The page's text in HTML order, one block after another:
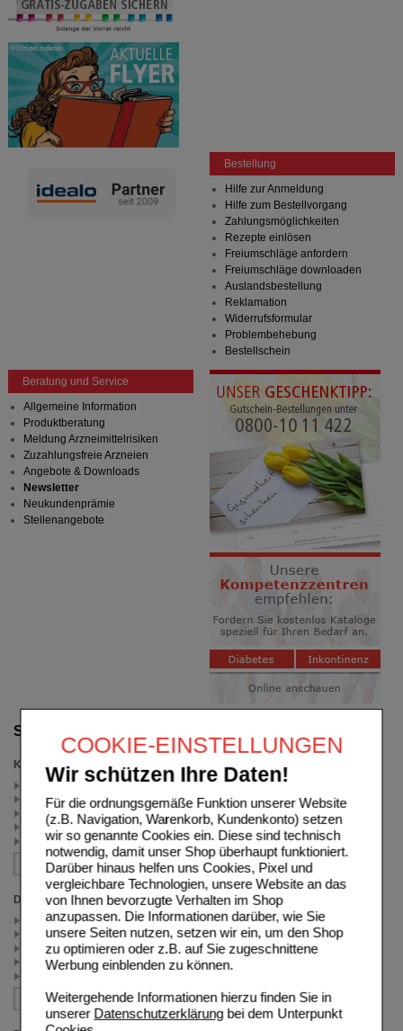
COOKIE-EINSTELLUNGEN
Wir schützen Ihre Daten!
Für die ordnungsgemäße Funktion unserer Website
(z.B. Navigation, Warenkorb, Kundenkonto) setzen
wir so genannte Cookies ein. Diese sind technisch
notwendig, damit unser Shop überhaupt funktioniert.
Darüber hinaus helfen uns Cookies, Pixel und
vergleichbare Technologien, unsere Website an das
von Ihnen bevorzugte Verhalten im Shop
anzupassen. Die Informationen darüber, wie Sie
unsere Seiten nutzen, setzen wir ein, um den Shop
zu optimieren oder z.B. auf Sie zugeschnittene
Werbung einblenden zu können.
Weitergehende Informationen hierzu finden Sie in
unserer Datenschutzerklärungbei dem Unterpunkt
Suche verfeinern
Kategorien
Wunden & Verbrennungen (8)
Entzündungen (6)
Hautirritationen (6)
Schlafstörungen (5)
Juckreiz & Ekzeme (4)
Darreichungsform
Creme (2)
Filmtabletten (2)
Flüssigkeit zum Einnehmen (4)
Hartkapseln (10)
Bestellung
Hilfe zur Anmeldung
Hilfe zum Bestellvorgang
Zahlungsmöglichkeiten
Rezepte einlösen
Freiumschläge anfordern
Freiumschläge downloaden
Auslandsbestellung
Reklamation
Widerrufsformular
Problembehebung
Bestellschein
Beratung und Service
Allgemeine Information
Produktberatung
Meldung Arzneimittelrisiken
Zuzahlungsfreie Arzneien
Angebote & Downloads
Newsletter
Neukundenprämie
Stellenangebote